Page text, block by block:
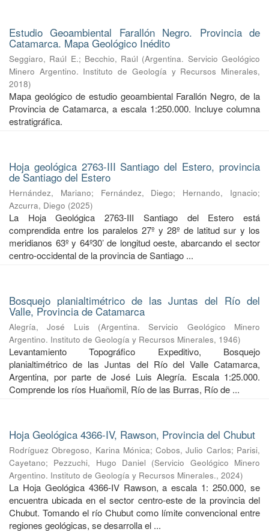
Estudio Geoambiental Farallón Negro. Provincia de
Catamarca. Mapa Geológico Inédito
Seggiaro, Raúl E.; Becchio, Raúl (Argentina. Servicio Geológico
Minero Argentino. Instituto de Geología y Recursos Minerales,
2018)
Mapa geológico de estudio geoambiental Farallón Negro, de la
Provincia de Catamarca, a escala 1:250.000. Incluye columna
estratigráfica.
Hoja geológica 2763-III Santiago del Estero, provincia
de Santiago del Estero
Hernández, Mariano; Fernández, Diego; Hernando, Ignacio;
Azcurra, Diego (2025)
La Hoja Geológica 2763-III Santiago del Estero está
comprendida entre los paralelos 27º y 28º de latitud sur y los
meridianos 63º y 64º30’ de longitud oeste, abarcando el sector
centro-occidental de la provincia de Santiago ...
Bosquejo planialtimétrico de las Juntas del Río del
Valle, Provincia de Catamarca
Alegría, José Luis (Argentina. Servicio Geológico Minero
Argentino. Instituto de Geología y Recursos Minerales, 1946)
Levantamiento Topográfico Expeditivo, Bosquejo
planialtimétrico de las Juntas del Río del Valle Catamarca,
Argentina, por parte de José Luis Alegría. Escala 1:25.000.
Comprende los ríos Huañomil, Río de las Burras, Río de ...
Hoja Geológica 4366-IV, Rawson, Provincia del Chubut
Rodríguez Obregoso, Karina Mónica;Cobos, Julio Carlos; Parisi,
Cayetano; Pezzuchi, Hugo Daniel (Servicio Geológico Minero
Argentino. Instituto de Geología y Recursos Minerales., 2024)
La Hoja Geológica 4366-IV Rawson, a escala 1: 250.000, se
encuentra ubicada en el sector centro-este de la provincia del
Chubut. Tomando el río Chubut como límite convencional entre
regiones geológicas, se desarrolla el ...